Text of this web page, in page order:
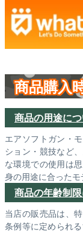
商品購入
商品の用途に
エアソフトガン・
ション・競技など
な環境での使用は
身の用途に合ったモ
商品の年齢制
当店の販売品は、
条例等に定められ